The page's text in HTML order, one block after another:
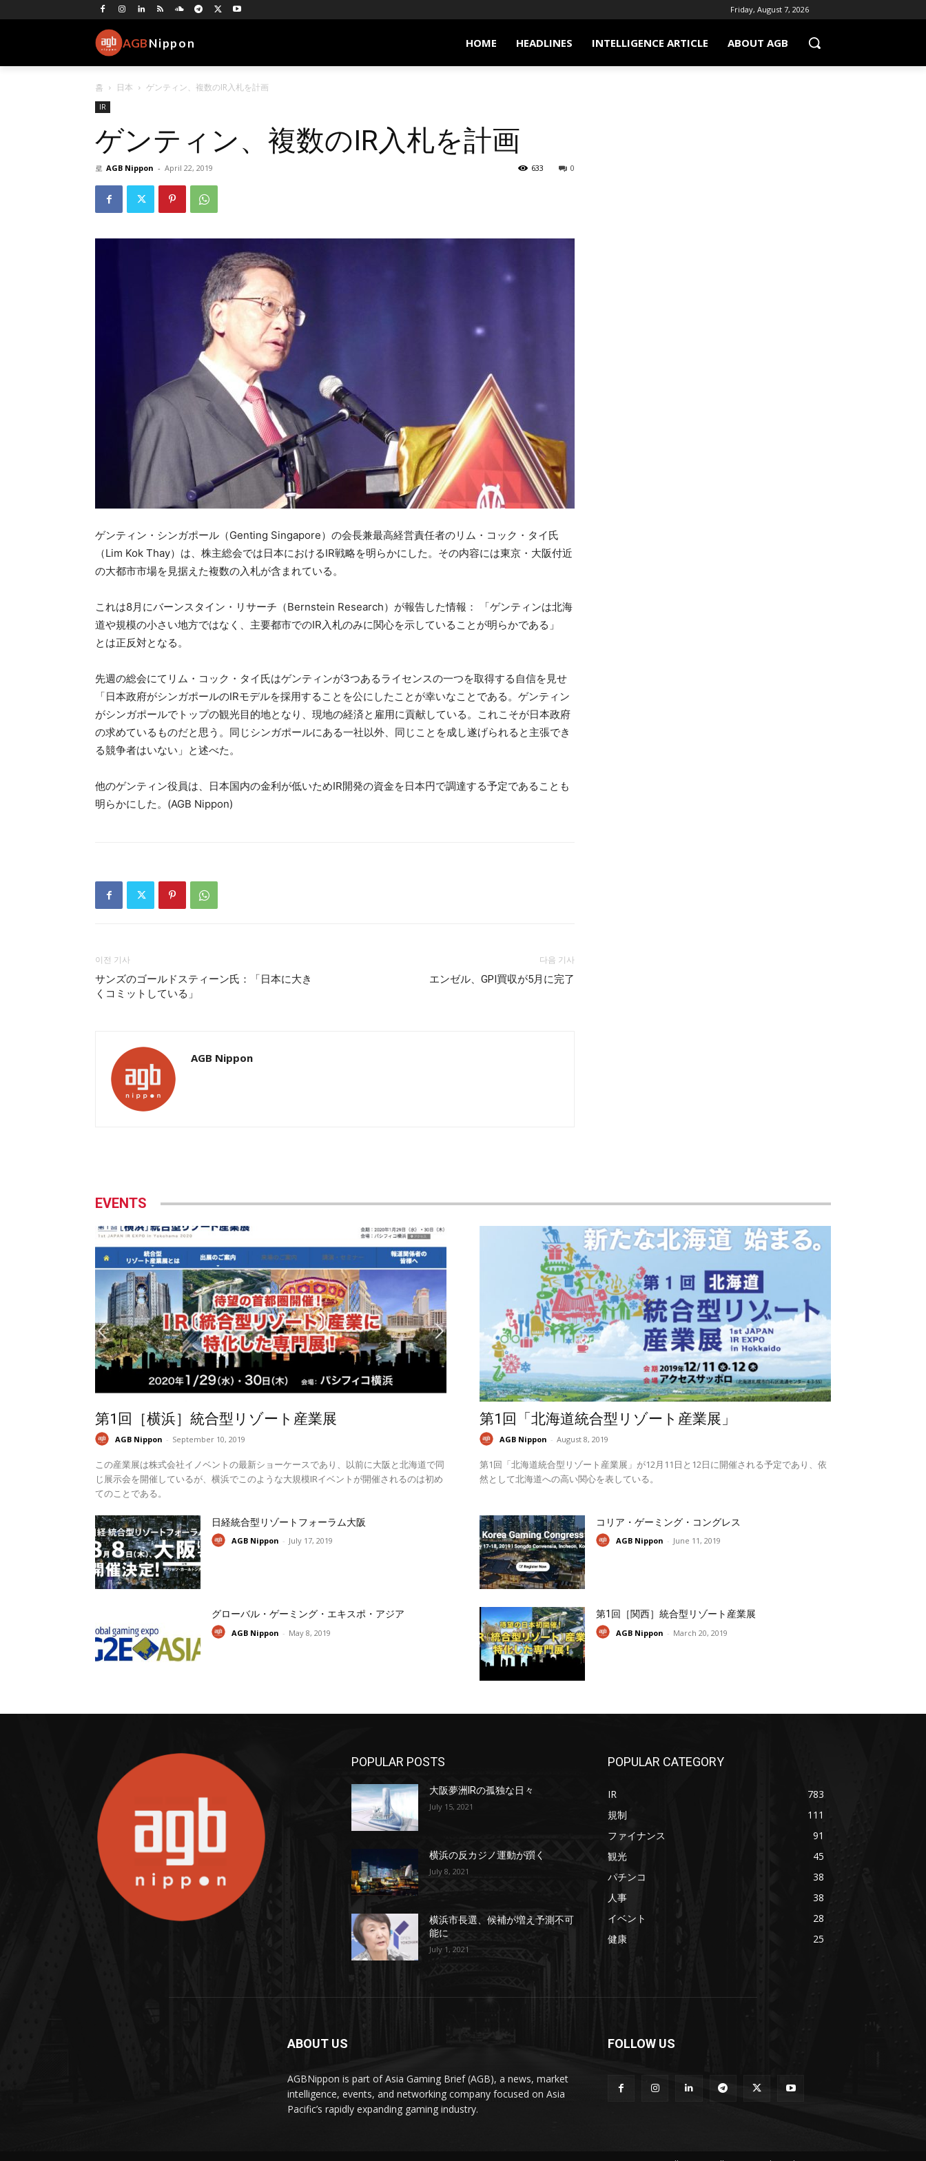
Friday, August 7, 2026
AGBNippon HOME HEADLINES INTELLIGENCE ARTICLE ABOUT AGB
홈 日本 ゲンティン、複数のIR入札を計画
IR
ゲンティン、複数のIR入札を計画
로 AGB Nippon - April 22, 2019 0
633
ゲンティン・シンガポール（Genting Singapore）の会長兼最高経営責任者のリム・コック・タイ氏
（Lim Kok Thay）は、株主総会では日本におけるIR戦略を明らかにした。その内容には東京・大阪付近
の大都市市場を見据えた複数の入札が含まれている。
これは8月にバーンスタイン・リサーチ（Bernstein Research）が報告した情報： 「ゲンティンは北海
道や規模の小さい地方ではなく、主要都市でのIR入札のみに関心を示していることが明らかである」
とは正反対となる。
先週の総会にてリム・コック・タイ氏はゲンティンが3つあるライセンスの一つを取得する自信を見せ
「日本政府がシンガポールのIRモデルを採用することを公にしたことが幸いなことである。ゲンティン
がシンガポールでトップの観光目的地となり、現地の経済と雇用に貢献している。これこそが日本政府
の求めているものだと思う。同じシンガポールにある一社以外、同じことを成し遂げられると主張でき
る競争者はいない」と述べた。
他のゲンティン役員は、日本国内の金利が低いためIR開発の資金を日本円で調達する予定であることも
明らかにした。(AGB Nippon)
이전 기사
サンズのゴールドスティーン氏：「日本に大き
くコミットしている」
다음 기사
エンゼル、GPI買収が5月に完了
AGB Nippon
EVENTS
第1回［横浜］統合型リゾート産業展
AGB Nippon - September 10, 2019
この産業展は株式会社イノベントの最新ショーケースであり、以前に大阪と北海道で同
じ展示会を開催しているが、横浜でこのような大規模IRイベントが開催されるのは初め
てのことである。
第1回「北海道統合型リゾート産業展」
AGB Nippon - August 8, 2019
第1回「北海道統合型リゾート産業展」が12月11日と12日に開催される予定であり、依
然として北海道への高い関心を表している。
日経統合型リゾートフォーラム大阪
AGB Nippon - July 17, 2019
コリア・ゲーミング・コングレス
AGB Nippon - June 11, 2019
グローバル・ゲーミング・エキスポ・アジア
AGB Nippon - May 8, 2019
第1回［関西］統合型リゾート産業展
AGB Nippon - March 20, 2019
POPULAR POSTS
大阪夢洲IRの孤独な日々
July 15, 2021
横浜の反カジノ運動が躓く
July 8, 2021
横浜市長選、候補が増え予測不可
能に
July 1, 2021
POPULAR CATEGORY
IR
783
規制
111
ファイナンス
91
観光
45
パチンコ
38
人事
38
イベント
28
健康
25
ABOUT US
AGBNippon is part of Asia Gaming Brief (AGB), a news, market
intelligence, events, and networking company focused on Asia
Pacific’s rapidly expanding gaming industry.
FOLLOW US